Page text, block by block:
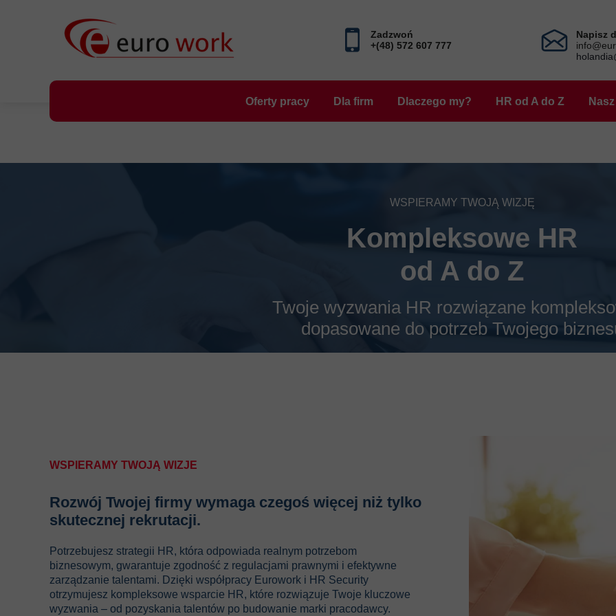
Oferty pracy Dla firm Dlaczego my? HR od A do Z
Napisz
Zadzwoń
+(48) 572 607 777
WSPIERAMY TWOJĄ WIZJĘ
Kompleksowe HR
od A do Z
Twoje wyzwania HR rozwiązane
dopasowane do potrzeb Twojego
WSPIERAMY TWOJĄ WIZJE
Rozwój Twojej firmy wymaga czegoś więcej niż tylko
skutecznej rekrutacji.
Potrzebujesz strategii HR, która odpowiada realnym potrzebom
biznesowym, gwarantuje zgodność z regulacjami prawnymi i efektywne
zarządzanie talentami. Dzięki współpracy Eurowork i HR Security
otrzymujesz kompleksowe wsparcie HR, które rozwiązuje Twoje kluczowe
wyzwania – od pozyskania talentów po budowanie marki pracodawcy.